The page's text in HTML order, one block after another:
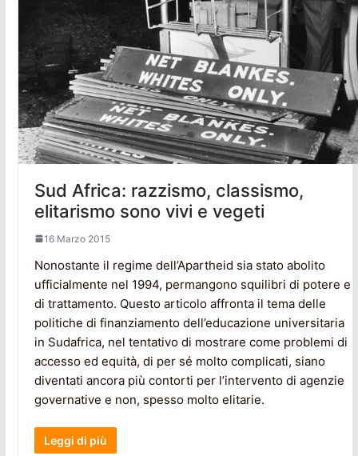
Sud Africa: razzismo, classismo,
elitarismo sono vivi e vegeti
16 Marzo 2015
Nonostante il regime dell’Apartheid sia stato abolito
ufficialmente nel 1994, permangono squilibri di potere e
di trattamento. Questo articolo affronta il tema delle
politiche di finanziamento dell’educazione universitaria
in Sudafrica, nel tentativo di mostrare come problemi di
accesso ed equità, di per sé molto complicati, siano
diventati ancora più contorti per l’intervento di agenzie
governative e non, spesso molto elitarie.
Leggi di più